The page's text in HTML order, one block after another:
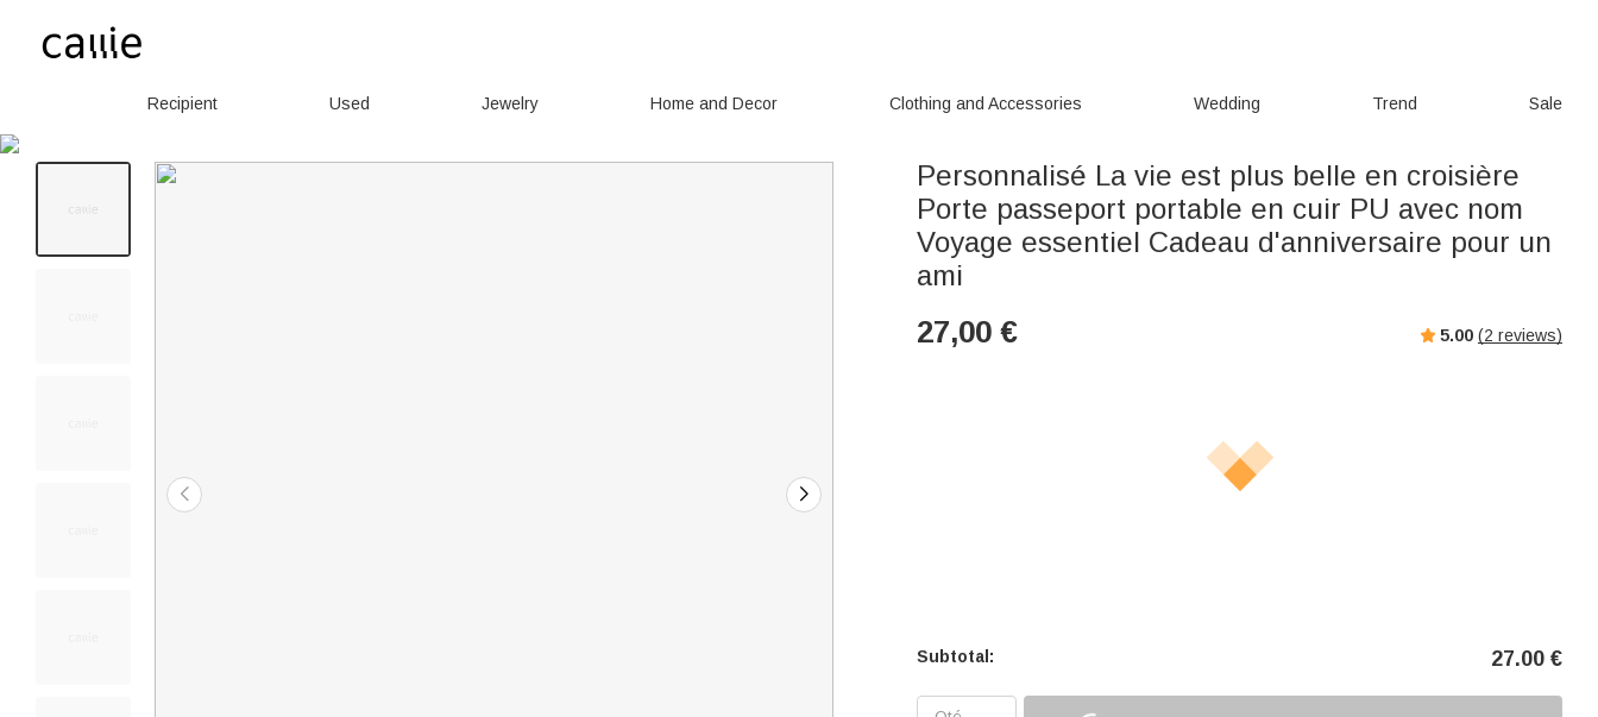
Recipient Used Jewelry Home and Decor Clothing and Accessories Wedding Trend Sale
Personnalisé La vie est plus belle en croisière
Porte passeport portable en cuir PU avec nom
Voyage essentiel Cadeau d'anniversaire pour un
ami
27,00 € 5.00 (2 reviews)
Subtotal: 27.00 €